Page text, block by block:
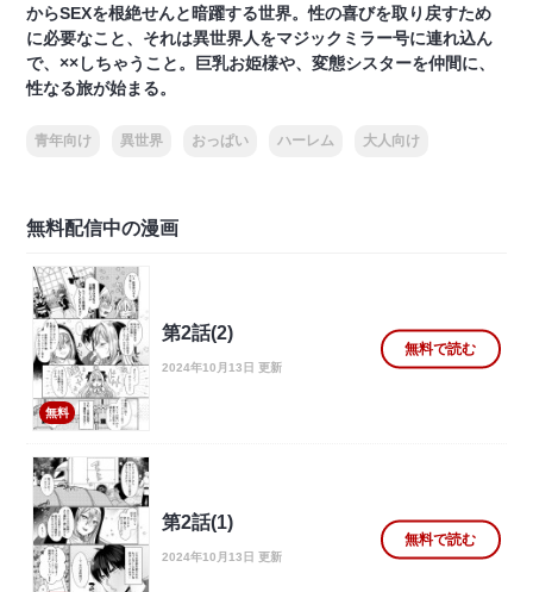
からSEXを根絶せんと暗躍する世界。性の喜びを取り戻すため
に必要なこと、それは異世界人をマジックミラー号に連れ込ん
で、××しちゃうこと。巨乳お姫様や、変態シスターを仲間に、
性なる旅が始まる。
青年向け 異世界 おっぱい ハーレム 大人向け
無料配信中の漫画
無料
第2話(2)
2024年10月13日 更新
無料で読む
第2話(1)
2024年10月13日 更新
無料で読む